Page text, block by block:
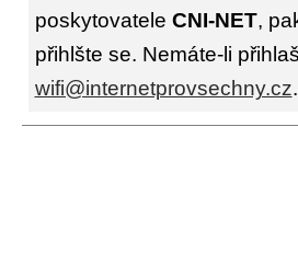
poskytovatele CNI-NET,
přihlšte se. Nemáte-li
wifi@internetprovsechny.cz.